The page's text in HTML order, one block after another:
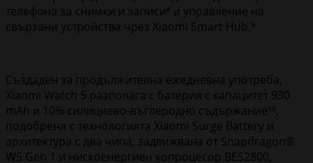
телефона за снимки и записи⁸ и управление на
свързани устройства чрез Xiaomi Smart Hub.⁹
Създаден за продължителна ежедневна употреба,
Xiaomi Watch 5 разполага с батерия с капацитет 930
mAh и 10% силициево-въглеродно съдържание¹⁰,
подобрена с технологията Xiaomi Surge Battery и
архитектура с два чипа, задвижвана от Snapdragon®
W5 Gen 1 и нискоенергиен копроцесор BES2800,